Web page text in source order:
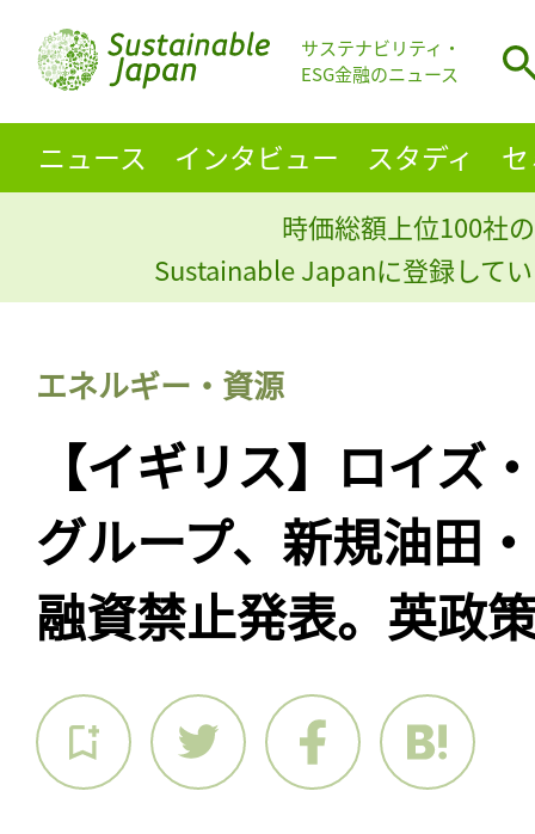
サステナビリティ・
ESG金融のニュース
ニュース インタビュー スタディ
時価総額上位100社
Sustainable Japanに登録して
エネルギー・資源
【イギリス】ロイズ
グループ、新規油田
融資禁止発表。英政